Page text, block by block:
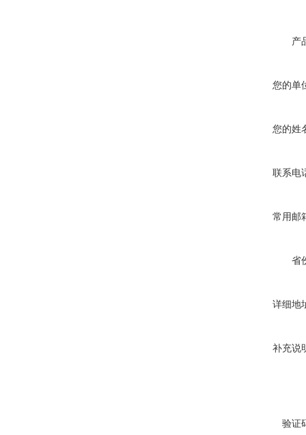
产
您的单
您的姓
联系电
常用邮
省
详细地
补充说
验证